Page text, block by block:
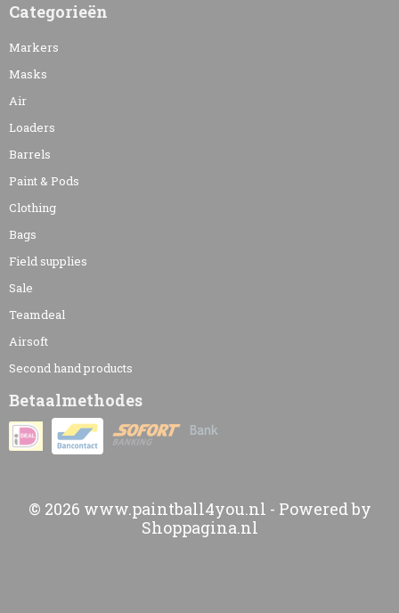
Categorieën
Markers
Masks
Air
Loaders
Barrels
Paint & Pods
Clothing
Bags
Field supplies
Sale
Teamdeal
Airsoft
Second hand products
Betaalmethodes
© 2026 www.paintball4you.nl - Powered by
Shoppagina.nl